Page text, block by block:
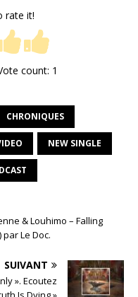
rate it!
count: 1
CHRONIQUES
NEW SINGLE
& Louhimo – Falling
par Le Doc.
SUIVANT
». Ecoutez